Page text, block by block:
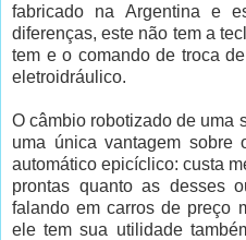
fabricado na Argentina e
diferenças, este não tem a
tem e o comando de troca
eletroidráulico.
O câmbio robotizado de uma
uma única vantagem
automático epicíclico: custa
prontas quanto as desses
falando em carros de preço
ele tem sua utilidade